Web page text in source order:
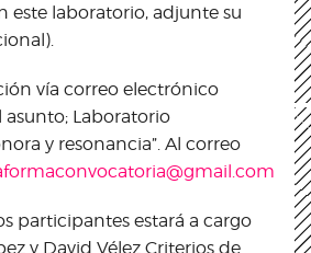
este laboratorio, adjunte su
vía correo electrónico
Laboratorio
y resonancia”. Al correo
participantes estará a cargo
y David Vélez Criterios de